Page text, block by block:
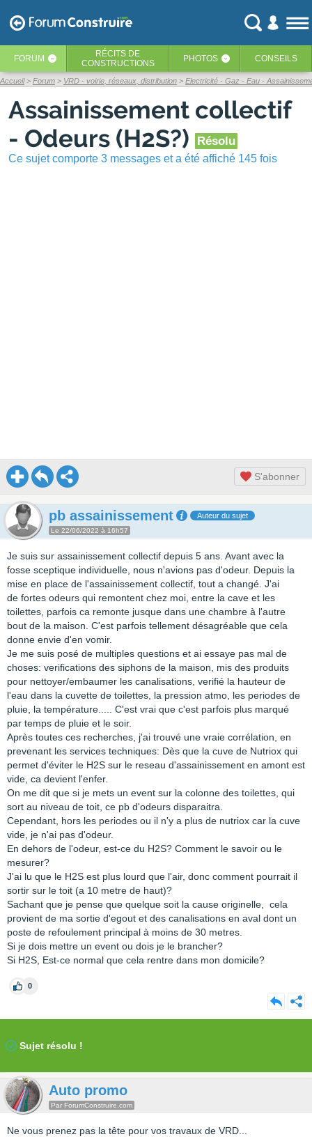
FORUM ‹ RÉCITS DE
CONSTRUCTIONS
PHOTOS ‹ CONSEILS
Accueil Forum VRD - voirie, réseaux, distribution Electricité - Gaz - Eau -
Assainissement collectif
- Odeurs (H2S?)
Résolu
Ce sujet comporte 3 messages et a été affiché 145 fois
S'abonner
pb assainissement Auteur du sujet
Le 22/06/2022 à 16h57
Je suis sur assainissement collectif depuis 5 ans. Avant avec la
fosse sceptique individuelle, nous n'avions pas d'odeur. Depuis la
mise en place de l'assainissement collectif, tout a changé. J'ai
de fortes odeurs qui remontent chez moi, entre la cave et les
toilettes, parfois ca remonte jusque dans une chambre à l'autre
bout de la maison. C'est parfois tellement désagréable que cela
donne envie d'en vomir.
Je me suis posé de multiples questions et ai essaye pas mal de
choses: verifications des siphons de la maison, mis des produits
pour nettoyer/embaumer les canalisations, verifié la hauteur de
l'eau dans la cuvette de toilettes, la pression atmo, les periodes de
pluie, la température..... C'est vrai que c'est parfois plus marqué
par temps de pluie et le soir.
Après toutes ces recherches, j'ai trouvé une vraie corrélation, en
prevenant les services techniques: Dès que la cuve de Nutriox qui
permet d'éviter le H2S sur le reseau d'assainissement en amont est
vide, ca devient l'enfer.
On me dit que si je mets un event sur la colonne des toilettes, qui
sort au niveau de toit, ce pb d'odeurs disparaitra.
Cependant, hors les periodes ou il n'y a plus de nutriox car la cuve
vide, je n'ai pas d'odeur.
En dehors de l'odeur, est-ce du H2S? Comment le savoir ou le
mesurer?
J'ai lu que le H2S est plus lourd que l'air, donc comment pourrait il
sortir sur le toit (a 10 metre de haut)?
Sachant que je pense que quelque soit la cause originelle, cela
provient de ma sortie d'egout et des canalisations en aval dont un
poste de refoulement principal à moins de 30 metres.
Si je dois mettre un event ou dois je le brancher?
Si H2S, Est-ce normal que cela rentre dans mon domicile?
0
Sujet résolu !
Auto promo
Par ForumConstruire.com
Ne vous prenez pas la tête pour vos travaux de VRD...